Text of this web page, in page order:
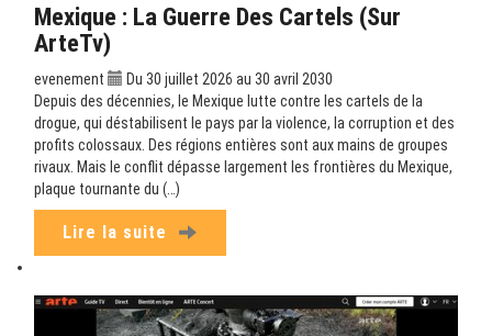
Mexique : La Guerre Des Cartels (sur
ArteTv)
evenement
Du 30 juillet 2026 au 30 avril 2030
Depuis des décennies, le Mexique lutte contre les cartels de la
drogue, qui déstabilisent le pays par la violence, la corruption et des
profits colossaux. Des régions entières sont aux mains de groupes
rivaux. Mais le conflit dépasse largement les frontières du Mexique,
plaque tournante du (…)
Lire la suite